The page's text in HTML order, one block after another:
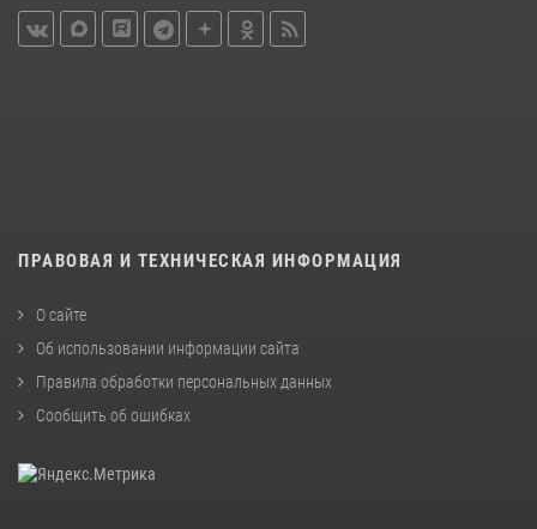
ПРАВОВАЯ И ТЕХНИЧЕСКАЯ ИНФОРМАЦИЯ
О сайте
Об использовании информации сайта
Правила обработки персональных данных
Сообщить об ошибках